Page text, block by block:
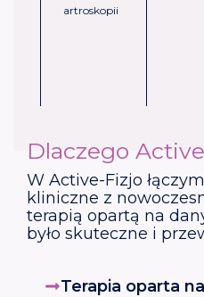
artroskopii
Dlaczego
W Active-Fizjo
kliniczne z
terapią opartą na
było skuteczne i
Terapia oparta